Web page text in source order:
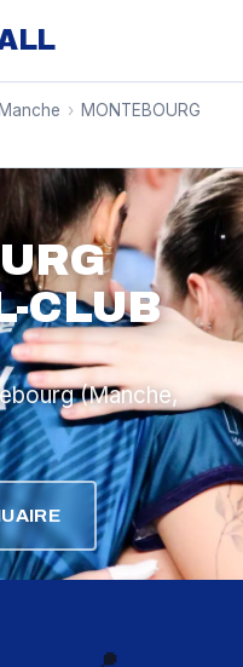
Manche › MONTEBOURG
CLUB
(Manche,